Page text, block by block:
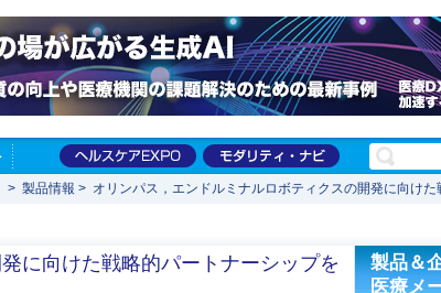
> 製品情報 > オリンパス，エンドルミナルロボティクスの開発に向け
に向けた戦略的パートナーシップを
製品＆
医療メ